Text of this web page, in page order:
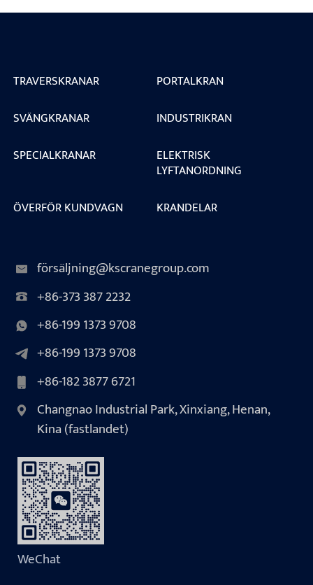
TRAVERSKRANAR
PORTALKRAN
SVÄNGKRANAR
INDUSTRIKRAN
SPECIALKRANAR
ELEKTRISK
LYFTANORDNING
ÖVERFÖR KUNDVAGN
KRANDELAR
försäljning@kscranegroup.com
+86-373 387 2232
+86-199 1373 9708
+86-199 1373 9708
+86-182 3877 6721
Changnao Industrial Park, Xinxiang, Henan,
Kina (fastlandet)
WeChat